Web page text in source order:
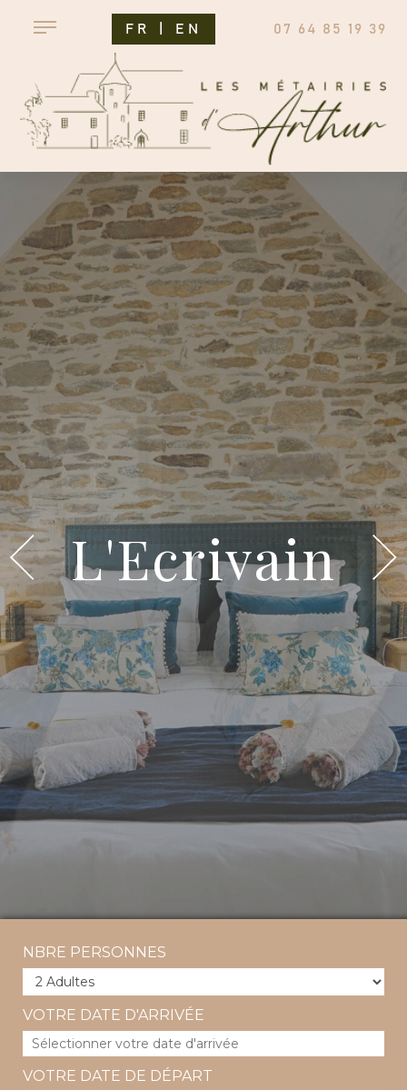
07 64 85 19 39
FR EN
L'Ecrivain
NBRE PERSONNES
VOTRE DATE D'ARRIVÉE
VOTRE DATE DE DÉPART